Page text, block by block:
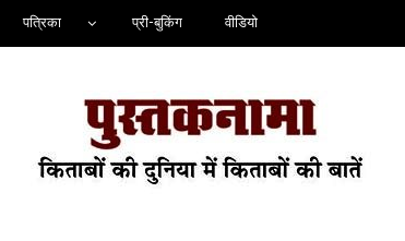
पत्रिका प्री-बुकिंग वीडियो